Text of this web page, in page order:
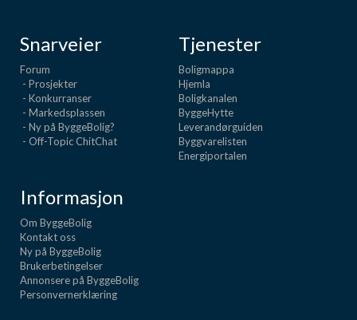
Snarveier
Forum
- Prosjekter
- Konkurranser
- Markedsplassen
- Ny på ByggeBolig?
- Off-Topic ChitChat
Tjenester
Boligmappa
Hjemla
Boligkanalen
ByggeHytte
Leverandørguiden
Byggvarelisten
Energiportalen
Informasjon
Om ByggeBolig
Kontakt oss
Ny på ByggeBolig
Brukerbetingelser
Annonsere på ByggeBolig
Personvernerklæring